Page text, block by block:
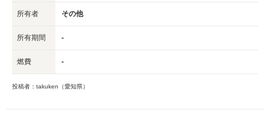
所有者 その他
所有期間 -
燃費 -
投稿者：takuken（愛知県）